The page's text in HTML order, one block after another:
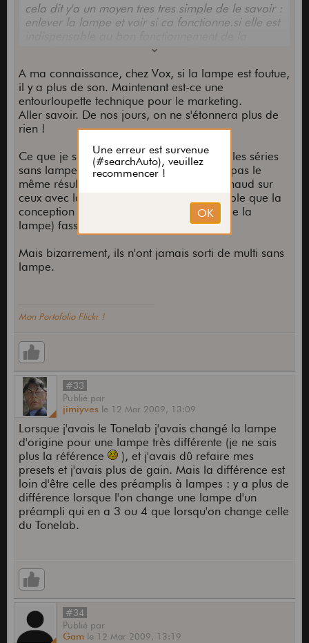
cela dit y'a un moyen tres tres simple de le savoir :
enlever la lampe et voir si ca fonctionne.si elle est
machine, je suppose que son influence est bien
A ma connaissance, chez Vox, si la lampe est foutue,
il y a plus de son. Maintenant est-ce une
entourloupette technique pour le marketing.
Aller savoir. De nos jours, on ne s'étonnera plus de
rien !
Ce que je sais, c'est que sur leurs amplis, les séries
sans lampes et avec lampes, ne donnent pas le
même résultat. C'est tout de même plus chaud sur
ceux avec lampe. Après, il est aussi possible que la
conception même de l'ampli (en-dehors de la
lampe) fasse que ça sonne mieux.
Mais bizarrement, ils n'ont jamais sorti de multi sans
lampe.
Mon Portofolio Flickr !
#33
Publié par
jimiyves le 12 Mar 2009, 13:09
Lorsque j'avais le Tonelab j'avais changé la lampe
d'origine pour une lampe très différente (je ne sais
plus la référence
), et j'avais dû refaire mes
presets et j'avais plus de gain. Mais la différence est
loin d'être celle des préamplis à lampes : y a plus de
différence lorsque l'on change une lampe d'un
préampli qui en a 3 ou 4 que lorsqu'on change celle
du Tonelab.
#34
Publié par
Gam le 12 Mar 2009, 13:19